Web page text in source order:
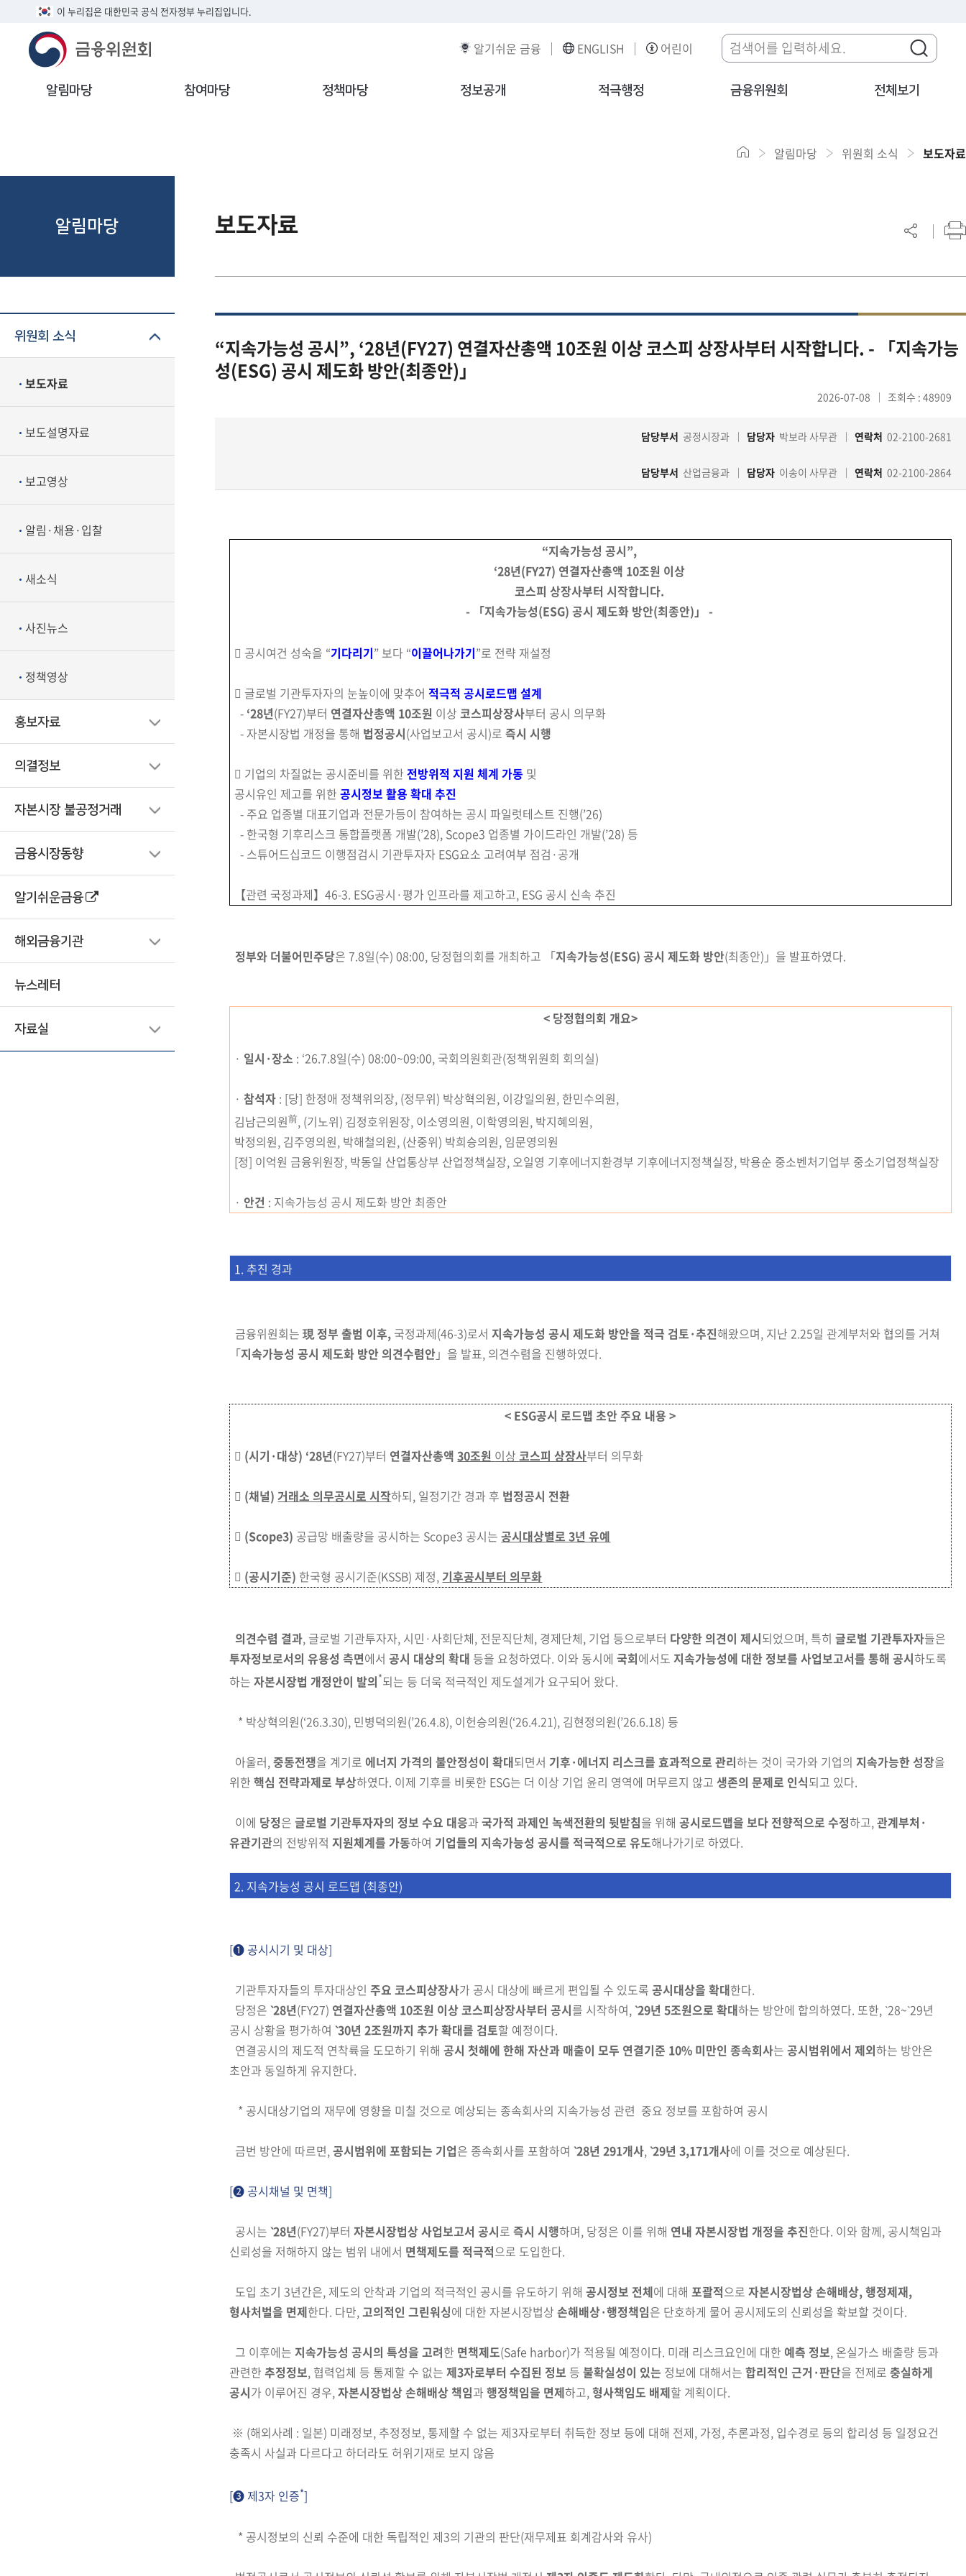
이 누리집은 대한민국 공식 전자정부 누리집입니다.
알기쉬운 금융 ENGLISH 어린이
알림마당 참여마당 정책마당 정보공개 적극행정 금융위원회 전체보기
알림마당
위원회 소식
보도자료
보도설명자료
보고영상
알림·채용·입찰
새소식
사진뉴스
정책영상
홍보자료
의결정보
자본시장 불공정거래
금융시장동향
알기쉬운금융
해외금융기관
뉴스레터
자료실
알림마당 위원회 소식 보도자료
보도자료
“지속가능성 공시”, ‘28년(FY27) 연결자산총액 10조원 이상 코스피 상장사부터 시작합니다. - 「지속가능
성(ESG) 공시 제도화 방안(최종안)」
2026-07-08 조회수 : 48909
담당부서 공정시장과 담당자 박보라 사무관 연락처 02-2100-2681
담당부서 산업금융과 담당자 이송이 사무관 연락처 02-2100-2864
“지속가능성 공시”,
‘28년(FY27) 연결자산총액 10조원 이상
코스피 상장사부터 시작합니다.
- 「지속가능성(ESG) 공시 제도화 방안(최종안)」 -
 공시여건 성숙을 “기다리기” 보다 “이끌어나가기”로 전략 재설정
 글로벌 기관투자자의 눈높이에 맞추어적극적 공시로드맵 설계
- ‘28년(FY27)부터 연결자산총액 10조원 이상코스피상장사부터 공시 의무화
- 자본시장법 개정을 통해 법정공시(사업보고서 공시)로즉시 시행
 기업의 차질없는 공시준비를 위한전방위적 지원 체계 가동 및
공시유인 제고를 위한공시정보 활용 확대 추진
- 주요 업종별 대표기업과 전문가등이 참여하는 공시 파일럿테스트 진행(’26)
- 한국형 기후리스크 통합플랫폼 개발(’28), Scope3 업종별 가이드라인 개발(’28) 등
- 스튜어드십코드 이행점검시 기관투자자 ESG요소 고려여부 점검·공개
【관련 국정과제】46-3. ESG공시·평가 인프라를 제고하고, ESG 공시 신속 추진
정부와 더불어민주당은 7.8일(수) 08:00, 당정협의회를 개최하고 「지속가능성(ESG) 공시 제도화 방안(최종안) 」을 발표하였다.
< 당정협의회 개요>
· 일시·장소 : ‘26.7.8일(수) 08:00~09:00, 국회의원회관(정책위원회 회의실)
·참석자 : [당] 한정애 정책위의장, (정무위) 박상혁의원, 이강일의원, 한민수의원,
김남근의원前, (기노위) 김정호위원장, 이소영의원, 이학영의원, 박지혜의원,
박정의원, 김주영의원, 박해철의원, (산중위) 박희승의원, 임문영의원
[정] 이억원 금융위원장, 박동일 산업통상부 산업정책실장, 오일영 기후에너지환경부 기후에너지정책실장, 박용순 중소벤처기업부 중소기업정책실장
· 안건 : 지속가능성 공시 제도화 방안 최종안
1. 추진 경과
금융위원회는 現 정부 출범 이후,국정과제(46-3)로서 지속가능성 공시 제도화 방안을 적극 검토·추진해왔으며, 지난 2.25일 관계부처와 협의를 거쳐
「지속가능성 공시 제도화 방안 의견수렴안」을 발표, 의견수렴을 진행하였다.
< ESG공시 로드맵 초안 주요 내용 >
󰊱 (시기·대상) ‘28년(FY27)부터 연결자산총액30조원 이상코스피 상장사부터 의무화
󰊲 (채널) 거래소 의무공시로 시작하되, 일정기간 경과 후 법정공시 전환
󰊳 (Scope3) 공급망 배출량을 공시하는 Scope3 공시는공시대상별로 3년 유예
󰊴 (공시기준) 한국형 공시기준(KSSB) 제정, 기후공시부터 의무화
의견수렴 결과, 글로벌 기관투자자, 시민·사회단체, 전문직단체, 경제단체, 기업 등으로부터 다양한 의견이 제시되었으며, 특히 글로벌 기관투자자들은
투자정보로서의 유용성 측면에서 공시 대상의 확대 등을 요청하였다. 이와 동시에 국회에서도 지속가능성에 대한 정보를 사업보고서를 통해 공시하도록
하는 자본시장법 개정안이 발의*되는 등 더욱 적극적인 제도설계가 요구되어 왔다.
* 박상혁의원(‘26.3.30), 민병덕의원(’26.4.8), 이헌승의원(‘26.4.21), 김현정의원(’26.6.18) 등
아울러,중동전쟁을 계기로 에너지 가격의 불안정성이 확대되면서 기후·에너지 리스크를 효과적으로 관리하는 것이 국가와 기업의 지속가능한 성장을
위한 핵심 전략과제로 부상하였다. 이제 기후를 비롯한 ESG는 더 이상 기업 윤리 영역에 머무르지 않고 생존의 문제로 인식되고 있다.
이에 당정은 글로벌 기관투자자의 정보 수요 대응과 국가적 과제인 녹색전환의 뒷받침을 위해 공시로드맵을 보다 전향적으로 수정하고,관계부처 ·
유관기관의 전방위적 지원체계를 가동하여 기업들의 지속가능성 공시를 적극적으로 유도해나가기로 하였다.
2. 지속가능성 공시 로드맵 (최종안)
[➊ 공시시기 및 대상]
기관투자자들의 투자대상인 주요 코스피상장사가 공시 대상에 빠르게 편입될 수 있도록 공시대상을 확대한다.
당정은 ‵28년(FY27) 연결자산총액 10조원 이상 코스피상장사부터 공시를 시작하여,‵29년 5조원으로 확대하는 방안에 합의하였다. 또한, ‵28~‵29년
공시 상황을 평가하여 ‵30년 2조원까지 추가 확대를 검토할 예정이다.
연결공시의 제도적 연착륙을 도모하기 위해 공시 첫해에 한해 자산과 매출이 모두 연결기준 10% 미만인 종속회사는 공시범위에서 제외하는 방안은
초안과 동일하게 유지한다.
* 공시대상기업의 재무에 영향을 미칠 것으로 예상되는 종속회사의 지속가능성 관련 중요 정보를 포함하여 공시
금번 방안에 따르면,공시범위에 포함되는 기업은 종속회사를 포함하여 ‵28년 291개사,‵29년 3,171개사에 이를 것으로 예상된다.
[➋ 공시채널 및 면책]
공시는 ‵28년(FY27)부터 자본시장법상 사업보고서 공시로 즉시 시행하며, 당정은 이를 위해 연내 자본시장법 개정을 추진한다. 이와 함께, 공시책임과
신뢰성을 저해하지 않는 범위 내에서 면책제도를 적극적으로 도입한다.
도입 초기 3년간은, 제도의 안착과 기업의 적극적인 공시를 유도하기 위해 공시정보 전체에 대해 포괄적으로 자본시장법상 손해배상, 행정제재,
형사처벌을 면제한다. 다만,고의적인 그린워싱에 대한 자본시장법상 손해배상·행정책임은 단호하게 물어 공시제도의 신뢰성을 확보할 것이다.
그 이후에는 지속가능성 공시의 특성을 고려한 면책제도(Safe harbor)가 적용될 예정이다. 미래 리스크요인에 대한 예측 정보, 온실가스 배출량 등과
관련한 추정정보, 협력업체 등 통제할 수 없는 제3자로부터 수집된 정보 등 불확실성이 있는 정보에 대해서는 합리적인 근거·판단을 전제로 충실하게
공시가 이루어진 경우,자본시장법상 손해배상 책임과 행정책임을 면제하고,형사책임도 배제할 계획이다.
※ (해외사례 : 일본) 미래정보, 추정정보, 통제할 수 없는 제3자로부터 취득한 정보 등에 대해 전제, 가정, 추론과정, 입수경로 등의 합리성 등 일정요건
충족시 사실과 다르다고 하더라도 허위기재로 보지 않음
[➌ 제3자 인증*]
* 공시정보의 신뢰 수준에 대한 독립적인 제3의 기관의 판단(재무제표 회계감사와 유사)